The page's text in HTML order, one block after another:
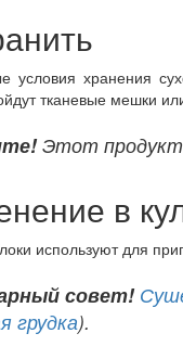
условия хранения
тканевые мешки
Этот продукт
в
используют для
совет!
грудка).